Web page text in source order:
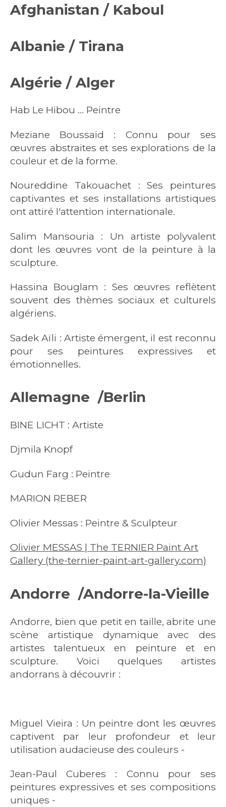
Afghanistan / Kaboul
Albanie / Tirana
Algérie / Alger
Hab Le Hibou ... Peintre
Meziane Boussaid : Connu pour ses
œuvres abstraites et ses explorations de la
couleur et de la forme.
Noureddine Takouachet : Ses peintures
captivantes et ses installations artistiques
ont attiré l'attention internationale.
Salim Mansouria : Un artiste polyvalent
dont les œuvres vont de la peinture à la
sculpture.
Hassina Bouglam : Ses œuvres reflètent
souvent des thèmes sociaux et culturels
algériens.
Sadek Aïli : Artiste émergent, il est reconnu
pour ses peintures expressives et
émotionnelles.
Allemagne /Berlin
BINE LICHT : Artiste
Djmila Knopf
Gudun Farg : Peintre
MARION REBER
Olivier Messas : Peintre & Sculpteur
Olivier MESSAS | The TERNIER Paint Art
Gallery (the-ternier-paint-art-gallery.com)
Andorre /Andorre-la-Vieille
Andorre, bien que petit en taille, abrite une
scène artistique dynamique avec des
artistes talentueux en peinture et en
sculpture. Voici quelques artistes
andorrans à découvrir :
Miguel Vieira : Un peintre dont les œuvres
captivent par leur profondeur et leur
utilisation audacieuse des couleurs -
Jean-Paul Cuberes : Connu pour ses
peintures expressives et ses compositions
uniques -